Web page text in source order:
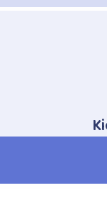
-